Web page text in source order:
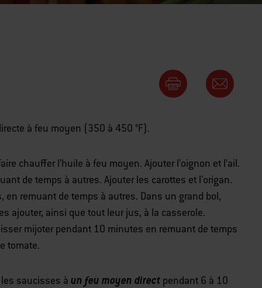
à feu moyen (350 à 450 °F).
chauffer l’huile à feu moyen. Ajouter l’oignon et l’ail.
de temps à autres. Ajouter les carottes et l'origan.
remuant de temps à autres. Dans un grand bol,
ajouter, ainsi que tout leur jus, à la casserole.
mijoter pendant 10 minutes en remuant de temps
tomate.
saucisses à un feu moyen directpendant 6 à 10